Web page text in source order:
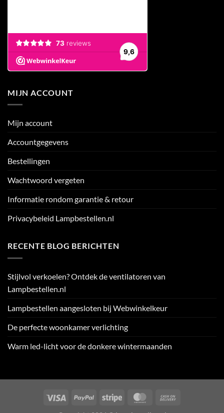
MIJN ACCOUNT
Mijn account
Accountgegevens
Bestellingen
Wachtwoord vergeten
Informatie rondom garantie & retour
Privacybeleid Lampbestellen.nl
RECENTE BLOG BERICHTEN
Stijlvol verkoelen? Ontdek de ventilatoren van
Lampbestellen.nl
Lampbestellen aangesloten bij Webwinkelkeur
De perfecte woonkamer verlichting
Warm led-licht voor de donkere wintermaanden
Visa PayPal Stripe MasterCard